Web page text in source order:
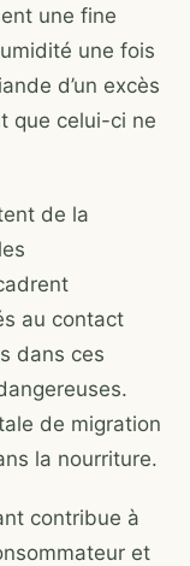
une fine
une fois
d’un excès
que celui-ci ne
de la
au contact
dans ces
de migration
la nourriture.
contribue à
et